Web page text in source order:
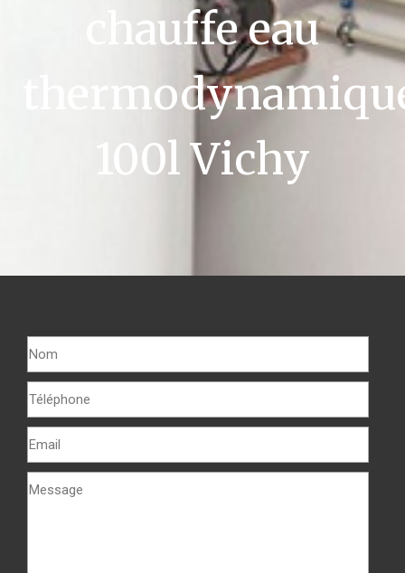
chauffe eau
100l Vichy